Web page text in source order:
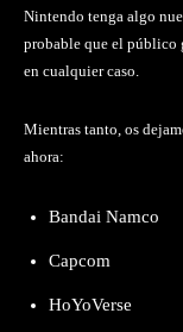
Nintendo tenga algo
probable que el público
en cualquier caso.
Mientras tanto, os
ahora:
Bandai Namco
Capcom
HoYoVerse